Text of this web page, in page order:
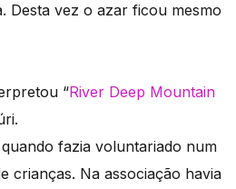
Desta vez o azar ficou mesmo
“River Deep Mountain
fazia voluntariado num
crianças. Na associação havia